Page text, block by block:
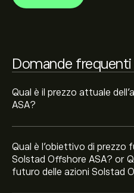
Domande frequenti
Qual è il prezzo attuale
ASA?
Qual è l'obiettivo di prezzo
Solstad Offshore ASA? or
futuro delle azioni Solstad
recenti per i futuri